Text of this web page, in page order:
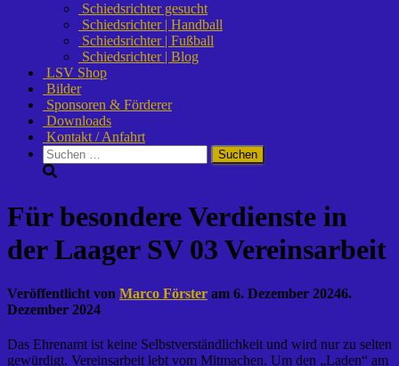
Schiedsrichter gesucht
Schiedsrichter | Handball
Schiedsrichter | Fußball
Schiedsrichter | Blog
LSV Shop
Bilder
Sponsoren & Förderer
Downloads
Kontakt / Anfahrt
Suchen
nach:
Für besondere Verdienste in
der Laager SV 03 Vereinsarbeit
Veröffentlicht von Marco Förster am 6. Dezember 20246.
Dezember 2024
Das Ehrenamt ist keine Selbstverständlichkeit und wird nur zu selten
gewürdigt. Vereinsarbeit lebt vom Mitmachen. Um den „Laden“ am